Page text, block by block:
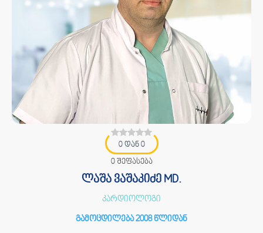
0 დან 0
0 შეფასება
ლაშა ვაშაკიძე MD.
კარდიოლოგი
გამოცდილება 2008 წლიდან